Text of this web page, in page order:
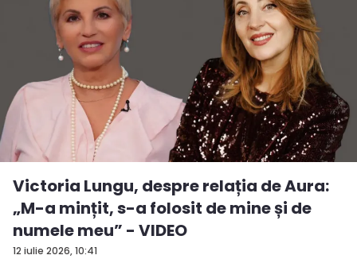
12 iulie 2026, 10:41
Victoria Lungu, despre relația de Aura:
„M-a mințit, s-a folosit de mine și de
numele meu” - VIDEO